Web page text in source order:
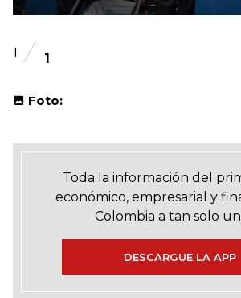
1 1
Foto:
Toda la información del
económico, empresarial y
Colombia a tan solo
DESCARGUE LA APP